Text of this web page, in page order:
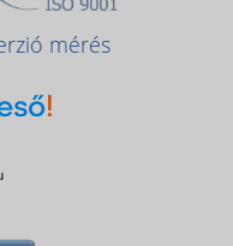
mérés